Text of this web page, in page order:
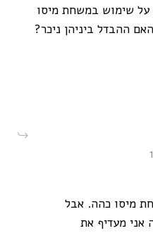
שימוש במשחת מיסו
ההבדל ביניהן ניכר?
מיסו כהה. אבל
אני מעדיף את